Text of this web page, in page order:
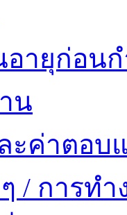
อายุก่อน
น
ะค่าตอบ
/ การทำ